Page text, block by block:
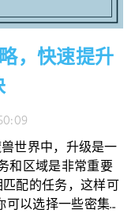
，快速提升
世界中，升级是一
和区域是非常重要
配的任务，这样可
以选择一些密集...